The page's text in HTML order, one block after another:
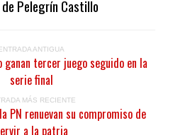
Pelegrín Castillo
ANTIGUA
ganan tercer juego seguido en la
serie final
MÁS RECIENTE
PN renuevan su compromiso de
a la patria